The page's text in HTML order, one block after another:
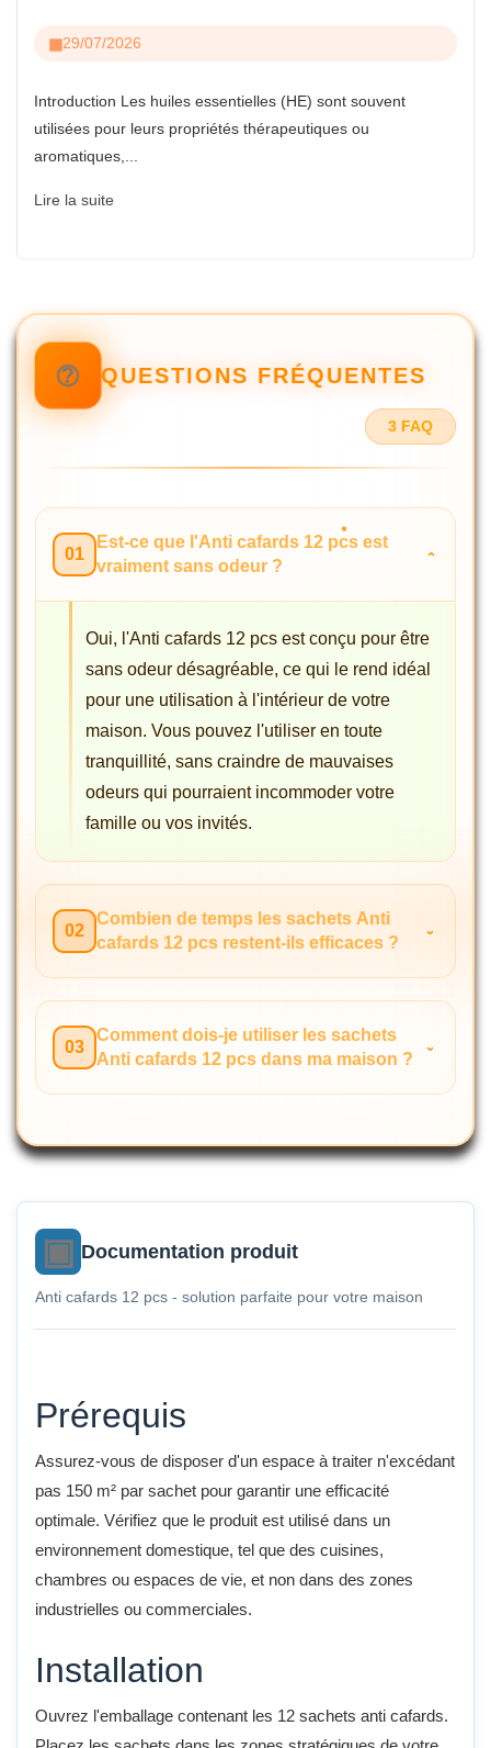
29/07/2026
Introduction Les huiles essentielles (HE) sont souvent
utilisées pour leurs propriétés thérapeutiques ou
aromatiques,...
Lire la suite
QUESTIONS FRÉQUENTES
3 FAQ
01
Est-ce que l'Anti cafards 12 pcs est
vraiment sans odeur ?
Oui, l'Anti cafards 12 pcs est conçu pour être
sans odeur désagréable, ce qui le rend idéal
pour une utilisation à l'intérieur de votre
maison. Vous pouvez l'utiliser en toute
tranquillité, sans craindre de mauvaises
odeurs qui pourraient incommoder votre
famille ou vos invités.
02
Combien de temps les sachets Anti
cafards 12 pcs restent-ils efficaces ?
03
Comment dois-je utiliser les sachets
Anti cafards 12 pcs dans ma maison ?
Documentation produit
Anti cafards 12 pcs - solution parfaite pour votre maison
Prérequis
Assurez-vous de disposer d'un espace à traiter n'excédant
pas 150 m² par sachet pour garantir une efficacité
optimale. Vérifiez que le produit est utilisé dans un
environnement domestique, tel que des cuisines,
chambres ou espaces de vie, et non dans des zones
industrielles ou commerciales.
Installation
Ouvrez l'emballage contenant les 12 sachets anti cafards.